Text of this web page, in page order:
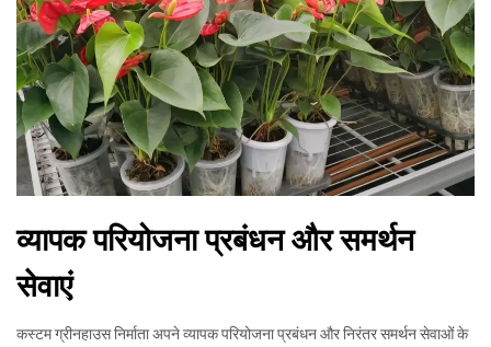
व्यापक परियोजना प्रबंधन और समर्थन
सेवाएं
कस्टम ग्रीनहाउस निर्माता अपने व्यापक परियोजना प्रबंधन और निरंतर समर्थन सेवाओं के